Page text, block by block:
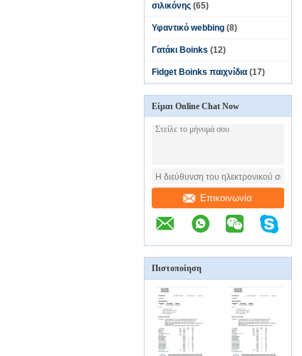
σιλικόνης (65)
Υφαντικό webbing (8)
Γατάκι Boinks (12)
Fidget Boinks παιχνίδια (17)
Είμαι Online Chat Now
Επικοινωνία
Πιστοποίηση